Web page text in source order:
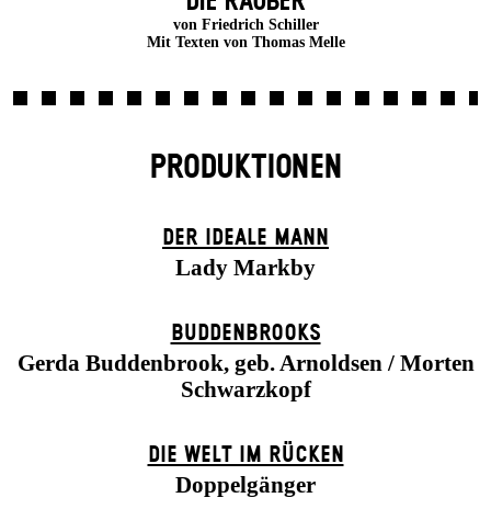
von Friedrich Schiller
Mit Texten von Thomas Melle
PRODUKTIONEN
DER IDEALE MANN
Lady Markby
BUDDENBROOKS
Gerda Buddenbrook, geb. Arnoldsen / Morten
Schwarzkopf
DIE WELT IM RÜCKEN
Doppelgänger